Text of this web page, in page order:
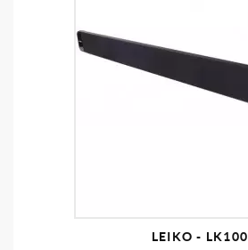
LEIKO - LK100